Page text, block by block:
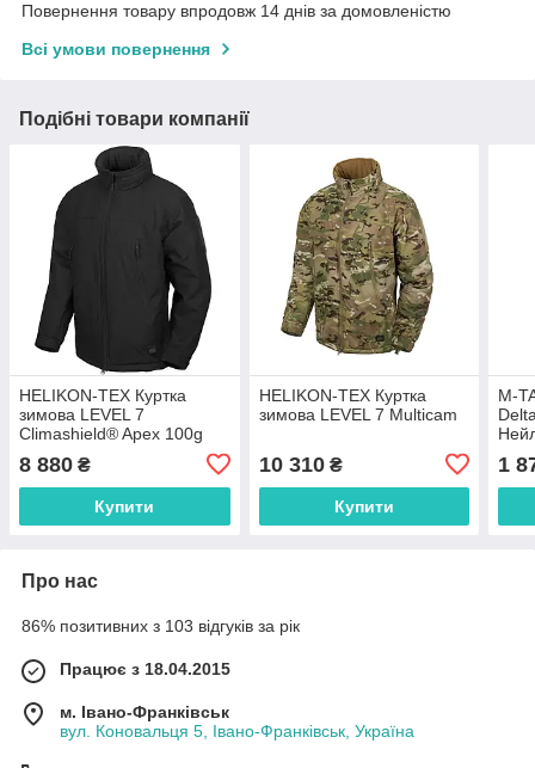
Повернення товару впродовж 14 днів за домовленістю
Всі умови повернення
Подібні товари компанії
HELIKON-TEX Куртка
зимова LEVEL 7
Climashield® Apex 100g
8 880 ₴
Купити
HELIKON-TEX Куртка
зимова LEVEL 7 Multicam
10 310₴
Купити
M-
1
Про нас
86% позитивних з 103 відгуків за рік
Працює з 18.04.2015
м. Івано-Франківськ
вул. Коновальця 5, Івано-Франківськ, Україна